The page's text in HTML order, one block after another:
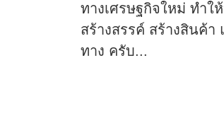
ทางเศรษฐกิจใหม่ ทำ
สร้างสรรค์ สร้างสินค้
ทาง ครับ...